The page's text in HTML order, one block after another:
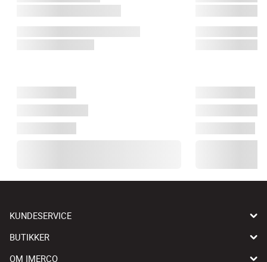
KUNDESERVICE
BUTIKKER
OM IMERCO